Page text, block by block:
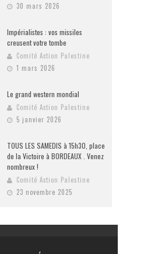
30 mars 2026
Impérialistes : vos missiles
creusent votre tombe
Comité Action Palestine
1 mars 2026
Le grand western mondial
Comité Action Palestine
5 janvier 2026
TOUS LES SAMEDIS à 15h30, place
de la Victoire à BORDEAUX . Venez
nombreux !
Comité Action Palestine
23 novembre 2025